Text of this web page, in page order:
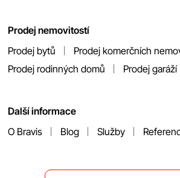
Prodej nemovitostí
Prodej bytů
Prodej komerčních
Prodej rodinných domů
Prodej garáží
Další informace
O Bravis
Blog Služby